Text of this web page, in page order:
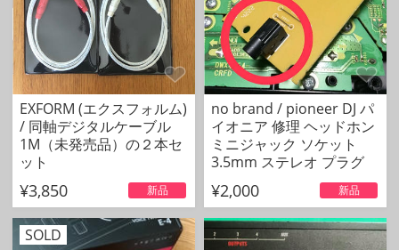
EXFORM (エクスフォルム)
/ 同軸デジタルケーブル
1M（未発売品）の２本セ
ット
¥3,850 新品
no brand / pioneer DJ パ
イオニア 修理 ヘッドホン
ミニジャック ソケット
3.5mm ステレオ プラグ
¥2,000 新品
SOLD